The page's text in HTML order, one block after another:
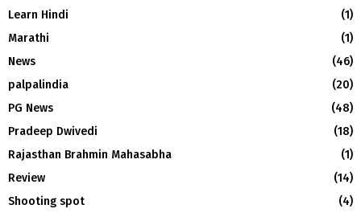
Learn Hindi
(1)
Marathi
(1)
News
(46)
palpalindia
(20)
PG News
(48)
Pradeep Dwivedi
(18)
Rajasthan Brahmin Mahasabha
(1)
Review
(14)
Shooting spot
(4)